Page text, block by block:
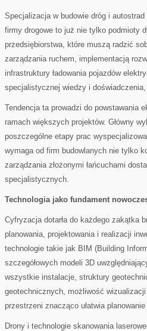
Specjalizacja w budowie dróg i
firmy drogowe to już nie tylko podmioty
przedsiębiorstwa, które muszą radzić
zarządzania ruchem, implementacją
infrastruktury ładowania pojazdów
specjalistycznej wiedzy i
Tendencja ta prowadzi do powstawania
ramach większych projektów. Główny
poszczególne etapy prac
wymaga od firm budowlanych nie tylko
zarządzania złożonymi łańcuchami
specjalistycznych.
Technologia jako fundament
Cyfryzacja dotarła do każdego zakątka
planowania, projektowania i realizacji
technologie takie jak BIM (Building
szczegółowych modeli 3D
wszystkie instalacje, struktury
geotechnicznych, możliwość
przestrzeni znacząco ułatwia
Drony i technologie skanowania